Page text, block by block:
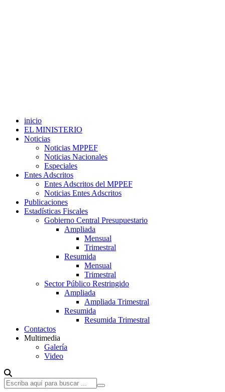
inicio
EL MINISTERIO
Noticias
Noticias MPPEF
Noticias Nacionales
Especiales
Entes Adscritos
Entes Adscritos del MPPEF
Noticias Entes Adscritos
Publicaciones
Estadísticas Fiscales
Gobierno Central Presupuestario
Ampliada
Mensual
Trimestral
Resumida
Mensual
Trimestral
Sector Público Restringido
Ampliada
Ampliada Trimestral
Resumida
Resumida Trimestral
Contactos
Multimedia
Galería
Video